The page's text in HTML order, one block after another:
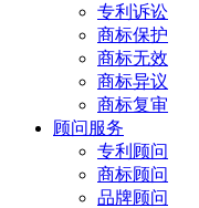
专利诉讼
商标保护
商标无效
商标异议
商标复审
顾问服务
专利顾问
商标顾问
品牌顾问